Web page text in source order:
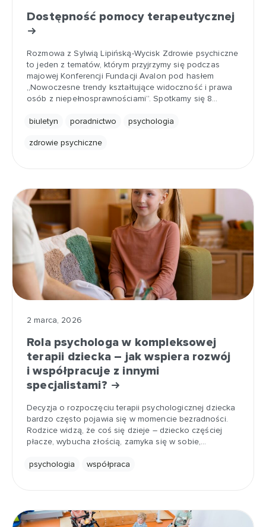
Dostępność pomocy terapeutycznej
Rozmowa z Sylwią Lipińską-Wycisk Zdrowie psychiczne
to jeden z tematów, którym przyjrzymy się podczas
majowej Konferencji Fundacji Avalon pod hasłem
„Nowoczesne trendy kształtujące widoczność i prawa
osób z niepełnosprawnościami”. Spotkamy się 8…
biuletyn poradnictwo psychologia
zdrowie psychiczne
2 marca, 2026
Rola psychologa w kompleksowej
terapii dziecka – jak wspiera rozwój
i współpracuje z innymi
specjalistami?
Decyzja o rozpoczęciu terapii psychologicznej dziecka
bardzo często pojawia się w momencie bezradności.
Rodzice widzą, że coś się dzieje – dziecko częściej
płacze, wybucha złością, zamyka się w sobie,…
psychologia współpraca